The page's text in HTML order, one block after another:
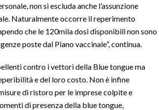
non si escluda anche l’assunzione
Naturalmente occorre il reperimento
che le 120mila dosi disponibili non sono
poste dal Piano vaccinale”, continua.
contro i vettori della Blue tongue ma
e del loro costo. Non è infine
di ristoro per le imprese colpite e
di presenza della blue tongue,